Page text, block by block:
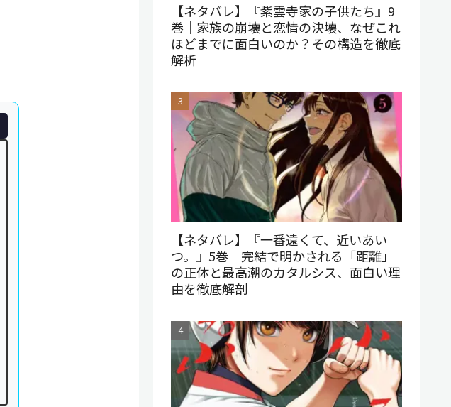
【ネタバレ】『紫雲寺家の子供たち』9
巻｜家族の崩壊と恋情の決壊、なぜこれ
ほどまでに面白いのか？その構造を徹底
解析
【ネタバレ】『一番遠くて、近いあい
つ。』5巻｜完結で明かされる「距離」
の正体と最高潮のカタルシス、面白い理
由を徹底解剖